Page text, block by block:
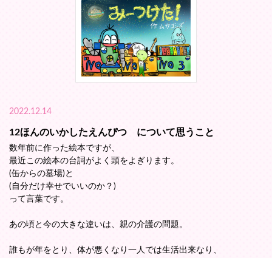
2022.12.14
12ほんのいかしたえんぴつ について思うこと
数年前に作った絵本ですが、
最近この絵本の台詞がよく頭をよぎります。
(缶からの墓場)と
(自分だけ幸せでいいのか？)
って言葉です。
あの頃と今の大きな違いは、親の介護の問題。
誰もが年をとり、体が悪くなり一人では生活出来なり、